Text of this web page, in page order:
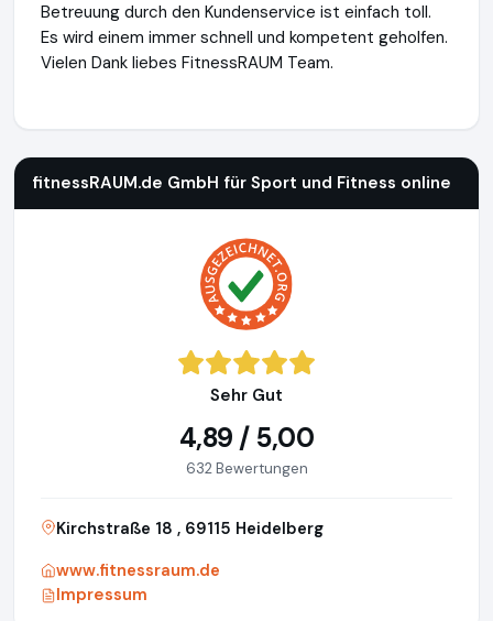
Betreuung durch den Kundenservice ist einfach toll.
Es wird einem immer schnell und kompetent geholfen.
Vielen Dank liebes FitnessRAUM Team.
fitnessRAUM.de GmbH für Sport und Fitness online
Sehr Gut
4,89 / 5,00
632 Bewertungen
Kirchstraße 18 , 69115 Heidelberg
www.fitnessraum.de
Impressum